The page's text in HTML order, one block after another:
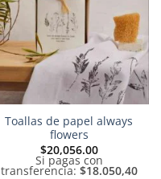
deseos
Toallas de papel always
flowers
$20,056.00
Si pagas con
transferencia: $18.050,40